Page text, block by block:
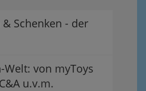
Schenken - der
Welt: von myToys
u.v.m.